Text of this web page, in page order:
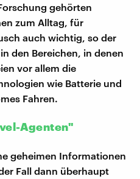
gehörten
zum Alltag, für
auch wichtig, so der
den Bereichen, in denen
vor allem die
wie Batterie und
Fahren.
Agenten"
geheimen Informationen
Fall dann überhaupt